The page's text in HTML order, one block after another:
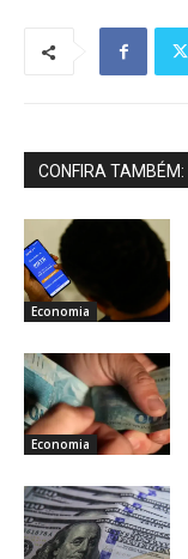
CONFIRA TAMBÉM:
Economia
Economia